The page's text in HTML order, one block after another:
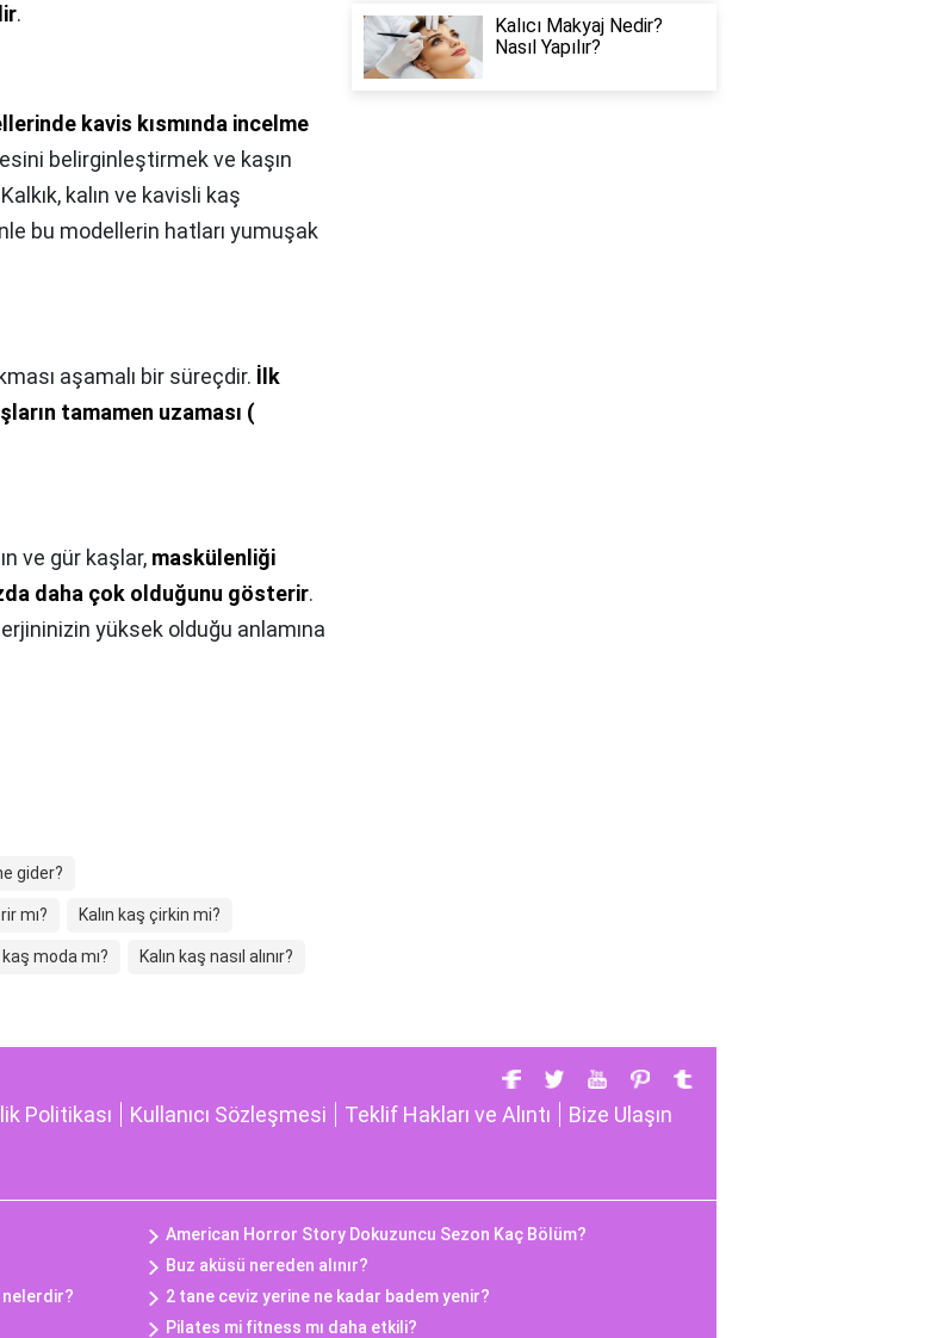
.
kavis kısmında incelme
belirginleştirmek ve kaşın
kalın ve kavisli kaş
bu modellerin hatları yumuşak
aşamalı bir süreçdir. İlk
tamamen uzaması (
ve gür kaşlar, maskülenliği
daha çok olduğunu gösterir.
yüksek olduğu anlamına
gider?
mı? Kalın kaş çirkin mi?
kaş moda mı? Kalın kaş nasıl alınır?
Kalıcı Makyaj Nedir?
Nasıl Yapılır?
Politikası Kullanıcı Sözleşmesi Teklif Hakları ve Alıntı Bize Ulaşın
American Horror Story Dokuzuncu Sezon Kaç Bölüm?
Buz aküsü nereden alınır?
nelerdir?
2 tane ceviz yerine ne kadar badem yenir?
Pilates mi fitness mı daha etkili?